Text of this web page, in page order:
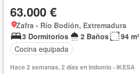
63.000 €
Zafra - Río Bodión, Extremadura
3 Dormitorios
2 Baños
94 m²
Cocina equipada
Hace 2 semanas, 2 días en Indomio - IKESA